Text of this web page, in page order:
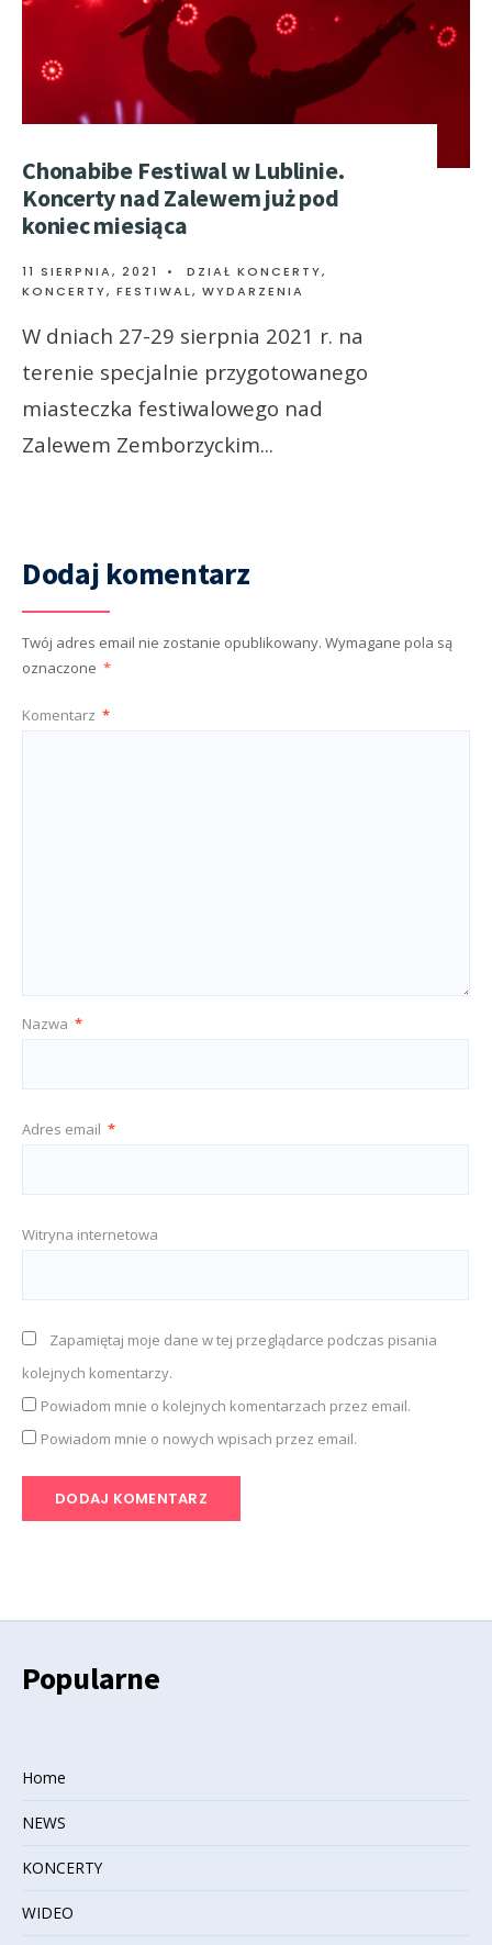
Chonabibe Festiwal w Lublinie.
Koncerty nad Zalewem już pod
koniec miesiąca
11 SIERPNIA, 2021 • DZIAŁ KONCERTY,
KONCERTY, FESTIWAL, WYDARZENIA
W dniach 27-29 sierpnia 2021 r. na
terenie specjalnie przygotowanego
miasteczka festiwalowego nad
Zalewem Zemborzyckim...
Dodaj komentarz
Twój adres email nie zostanie opublikowany. Wymagane pola są
oznaczone *
Komentarz *
Nazwa *
Adres email *
Witryna internetowa
Zapamiętaj moje dane w tej przeglądarce podczas pisania
kolejnych komentarzy.
Powiadom mnie o kolejnych komentarzach przez email.
Powiadom mnie o nowych wpisach przez email.
Popularne
Home
NEWS
KONCERTY
WIDEO